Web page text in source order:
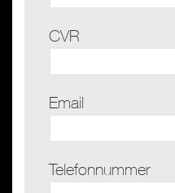
CVR
Email
Telefonnummer